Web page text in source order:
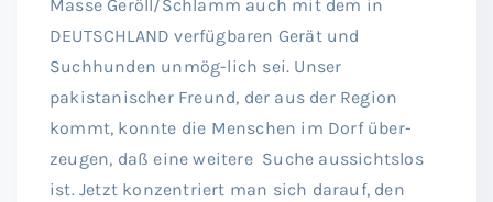
Masse Geröll/Schlamm auch mit dem in
DEUTSCHLAND verfügbaren Gerät und
Suchhunden unmög-lich sei. Unser
pakistanischer Freund, der aus der Region
kommt, konnte die Menschen im Dorf über-
zeugen, daß eine weitere Suche aussichtslos
ist. Jetzt konzentriert man sich darauf, den